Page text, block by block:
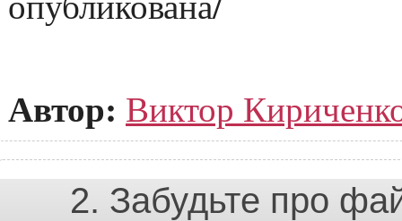
Автор: Виктор
2. Забудьте про